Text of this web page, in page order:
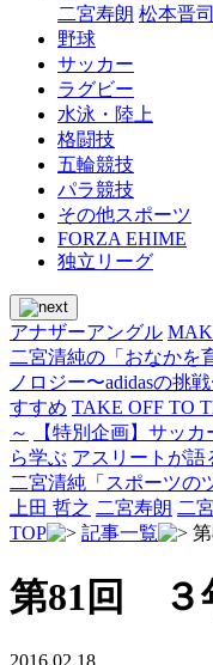
二宮寿朗 松本晋司
野球
サッカー
ラグビー
水泳・陸上
格闘技
五輪競技
パラ競技
その他スポーツ
FORZA EHIME
独立リーグ
アナザーアングル
二宮清純の「おなかを
ノロジー〜adidasの挑
すすめ TAKE OFF TO
～
【特別企画】サッ
ら学ぶ アスリートが語
二宮清純「スポーツの
上田 哲之 二宮寿朗 二
TOP
記事一覧
第81回 ３
2016.02.18